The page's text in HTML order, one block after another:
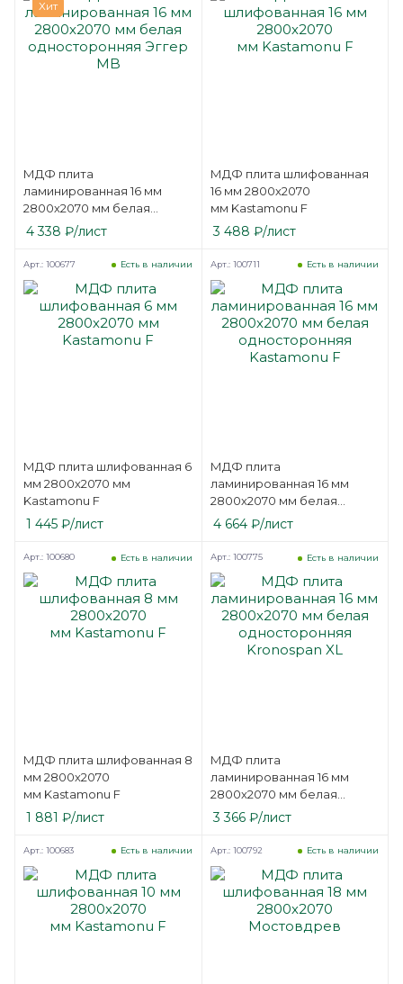
Хит
МДФ плита
ламинированная 16 мм
2800х2070 мм белая
односторонняя Эггер MB
4 338 ₽/лист
МДФ плита шлифованная
16 мм 2800х2070
мм Kastamonu F
3 488 ₽/лист
МДФ плита шлифованная 6
мм 2800х2070 мм
Kastamonu F
Есть в наличии
Арт.: 100677
1 445 ₽/лист
МДФ плита
ламинированная 16 мм
2800х2070 мм белая
односторонняя
Kastamonu F
Есть в наличии
Арт.: 100711
4 664₽/лист
МДФ плита шлифованная 8
мм 2800х2070
мм Kastamonu F
Есть в наличии
Арт.: 100680
1 881 ₽/лист
МДФ плита
ламинированная 16 мм
2800х2070 мм белая
односторонняя Kronospan
Есть в наличии
Арт.: 100775
3 366₽/лист
Есть в наличии
Арт.: 100683 Есть в наличии
Арт.: 100792